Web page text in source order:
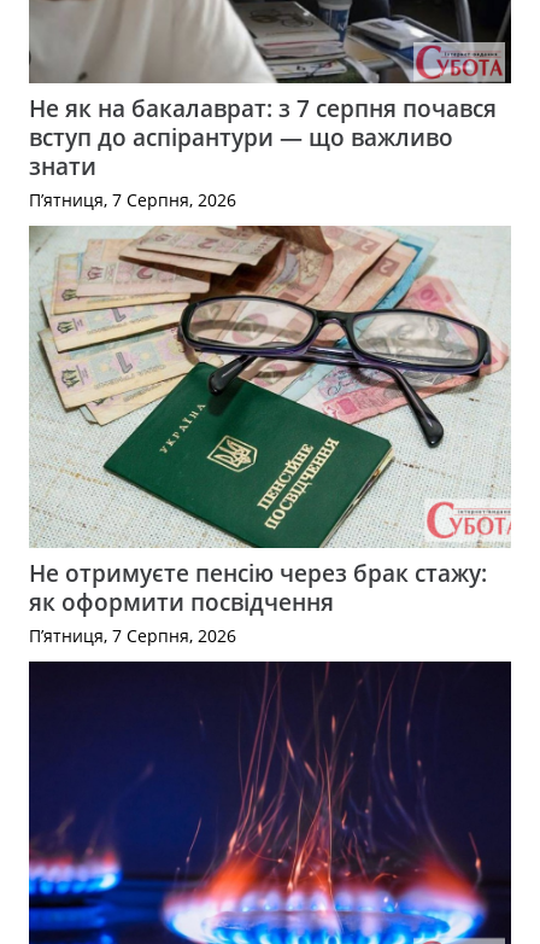
Не як на бакалаврат: з 7 серпня почався
вступ до аспірантури — що важливо
знати
П’ятниця, 7 Серпня, 2026
Не отримуєте пенсію через брак стажу:
як оформити посвідчення
П’ятниця, 7 Серпня, 2026